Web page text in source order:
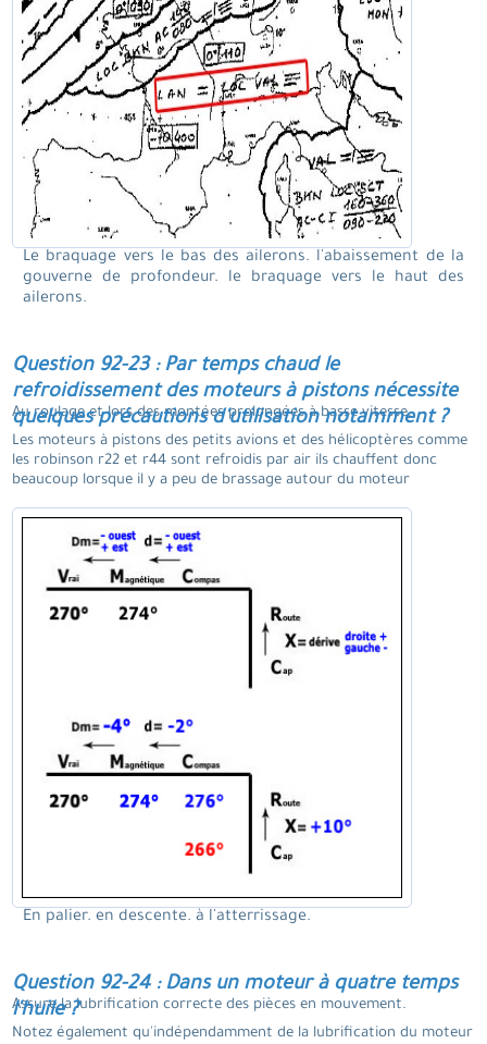
Le braquage vers le bas des ailerons. l'abaissement de la
gouverne de profondeur. le braquage vers le haut des
ailerons.
Question 92-23 : Par temps chaud le
refroidissement des moteurs à pistons nécessite
quelques précautions d'utilisation notamment ?
Au roulage et lors des montées prolongées à basse vitesse.
Les moteurs à pistons des petits avions et des hélicoptères comme
les robinson r22 et r44 sont refroidis par air ils chauffent donc
beaucoup lorsque il y a peu de brassage autour du moteur
En palier. en descente. à l'atterrissage.
Question 92-24 : Dans un moteur à quatre temps
l'huile ?
Assure la lubrification correcte des pièces en mouvement.
Notez également qu'indépendamment de la lubrification du moteur